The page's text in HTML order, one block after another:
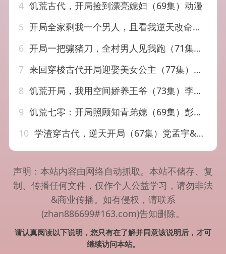
4 饥荒古代，开局捡到漂亮媳妇（69集）动漫
5 开局全家剩我一个男人，且看我逆天改命（73集）吴昊（女）&马昂
6 开局一把骟猪刀，全村男人见我跑（71集）刘子羽&汪方义
7 来回穿梭古代开局迎娶美女公主（77集）秦璐瑶&薛滨弘
8 饥荒开局，我用空间娇养王爷（73集）李瑾尘＆赵慕颜
9 饥荒七零：开局照顾知青弟媳（69集）彭瑞风＆陈杨婷丹
10 学渣穿古代，逆天开局（67集）党孟宇&张峻熙
声明：本站内容由网络自动抓取。本站不储存、复
制、传播任何文件，仅作个人公益学习，请勿非法
&商业传播。如有侵权，请联系
(zhan886699#163.com)告知删除。
请认真阅读以下说明，您只有在了解并同意该说明后，才可
继续访问本站。